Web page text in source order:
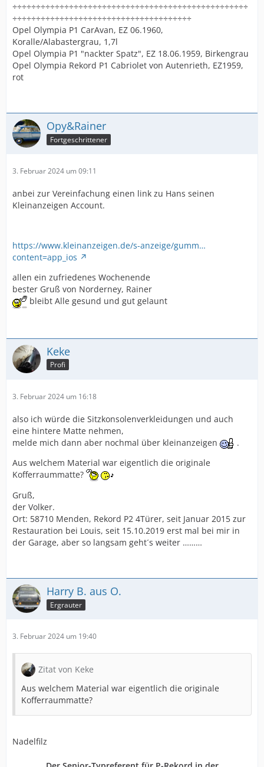
÷÷÷÷÷÷÷÷÷÷÷÷÷÷÷÷÷÷÷÷÷÷÷÷÷÷÷÷÷÷÷÷÷÷÷÷÷÷÷÷÷÷÷÷÷÷÷÷÷÷
÷÷÷÷÷÷÷÷÷÷÷÷÷÷÷÷÷÷÷÷÷÷÷÷÷÷÷÷÷÷÷÷÷÷÷÷÷÷
Opel Olympia P1 CarAvan, EZ 06.1960,
Koralle/Alabastergrau, 1,7l
Opel Olympia P1 "nackter Spatz", EZ 18.06.1959, Birkengrau
Opel Olympia Rekord P1 Cabriolet von Autenrieth, EZ1959,
rot
Opy&Rainer
Fortgeschrittener
3. Februar 2024 um 09:11
anbei zur Vereinfachung einen link zu Hans seinen
Kleinanzeigen Account.
https://www.kleinanzeigen.de/s-anzeige/gumm…
content=app_ios
allen ein zufriedenes Wochenende
bester Gruß von Norderney, Rainer
bleibt Alle gesund und gut gelaunt
Keke
Profi
3. Februar 2024 um 16:18
also ich würde die Sitzkonsolenverkleidungen und auch
eine hintere Matte nehmen,
melde mich dann aber nochmal über kleinanzeigen
.
Aus welchem Material war eigentlich die originale
Kofferraummatte?
Gruß,
der Volker.
Ort: 58710 Menden, Rekord P2 4Türer, seit Januar 2015 zur
Restauration bei Louis, seit 15.10.2019 erst mal bei mir in
der Garage, aber so langsam geht´s weiter ………
Harry B. aus O.
Ergrauter
3. Februar 2024 um 19:40
Zitat von Keke
Aus welchem Material war eigentlich die originale
Kofferraummatte?
Nadelfilz